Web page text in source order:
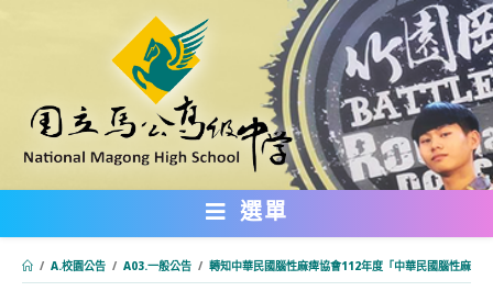
內
選單
/ A.校園公告 / A03.一般公告 / 轉知中華民國腦性麻痺協會112年度「中華民國腦性麻痺